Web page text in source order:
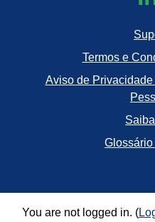
Termos e
Aviso de
You are not logged in. (